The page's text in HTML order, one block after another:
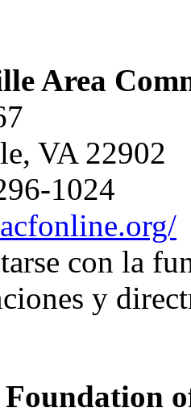
Area
VA 22902
1024
con la
y